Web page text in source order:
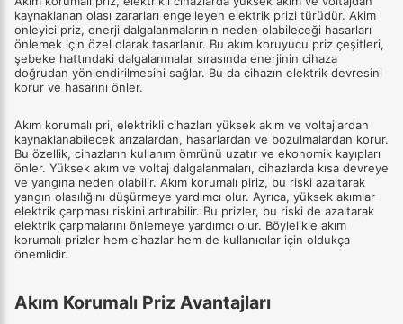
kaynaklanan olası zararları engelleyen elektrik prizi türüdür. Akim
onleyici priz, enerji dalgalanmalarının neden olabileceği hasarları
önlemek için özel olarak tasarlanır. Bu akım koruyucu priz çeşitleri,
şebeke hattındaki dalgalanmalar sırasında enerjinin cihaza
doğrudan yönlendirilmesini sağlar. Bu da cihazın elektrik devresini
korur ve hasarını önler.
Akım korumalı pri, elektrikli cihazları yüksek akım ve voltajlardan
kaynaklanabilecek arızalardan, hasarlardan ve bozulmalardan korur.
Bu özellik, cihazların kullanım ömrünü uzatır ve ekonomik kayıpları
önler. Yüksek akım ve voltaj dalgalanmaları, cihazlarda kısa devreye
ve yangına neden olabilir. Akım korumalı piriz, bu riski azaltarak
yangın olasılığını düşürmeye yardımcı olur. Ayrıca, yüksek akımlar
elektrik çarpması riskini artırabilir. Bu prizler, bu riski de azaltarak
elektrik çarpmalarını önlemeye yardımcı olur. Böylelikle akım
korumalı prizler hem cihazlar hem de kullanıcılar için oldukça
önemlidir.
Akım Korumalı Priz Avantajları